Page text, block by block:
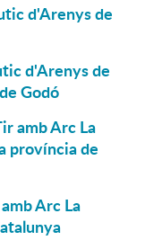
d'Arenys de
d'Arenys de
Godó
amb Arc La
província de
Arc La